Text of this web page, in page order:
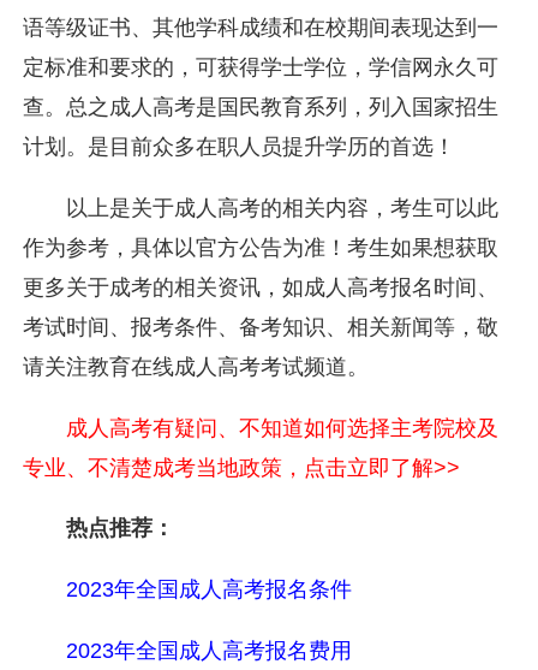
语等级证书、其他学科成绩和在校期间表现达到一
定标准和要求的，可获得学士学位，学信网永久可
查。总之成人高考是国民教育系列，列入国家招生
计划。是目前众多在职人员提升学历的首选！
以上是关于成人高考的相关内容，考生可以此
作为参考，具体以官方公告为准！考生如果想获取
更多关于成考的相关资讯，如成人高考报名时间、
考试时间、报考条件、备考知识、相关新闻等，敬
请关注教育在线成人高考考试频道。
成人高考有疑问、不知道如何选择主考院校及
专业、不清楚成考当地政策，点击立即了解>>
热点推荐：
2023年全国成人高考报名条件
2023年全国成人高考报名费用